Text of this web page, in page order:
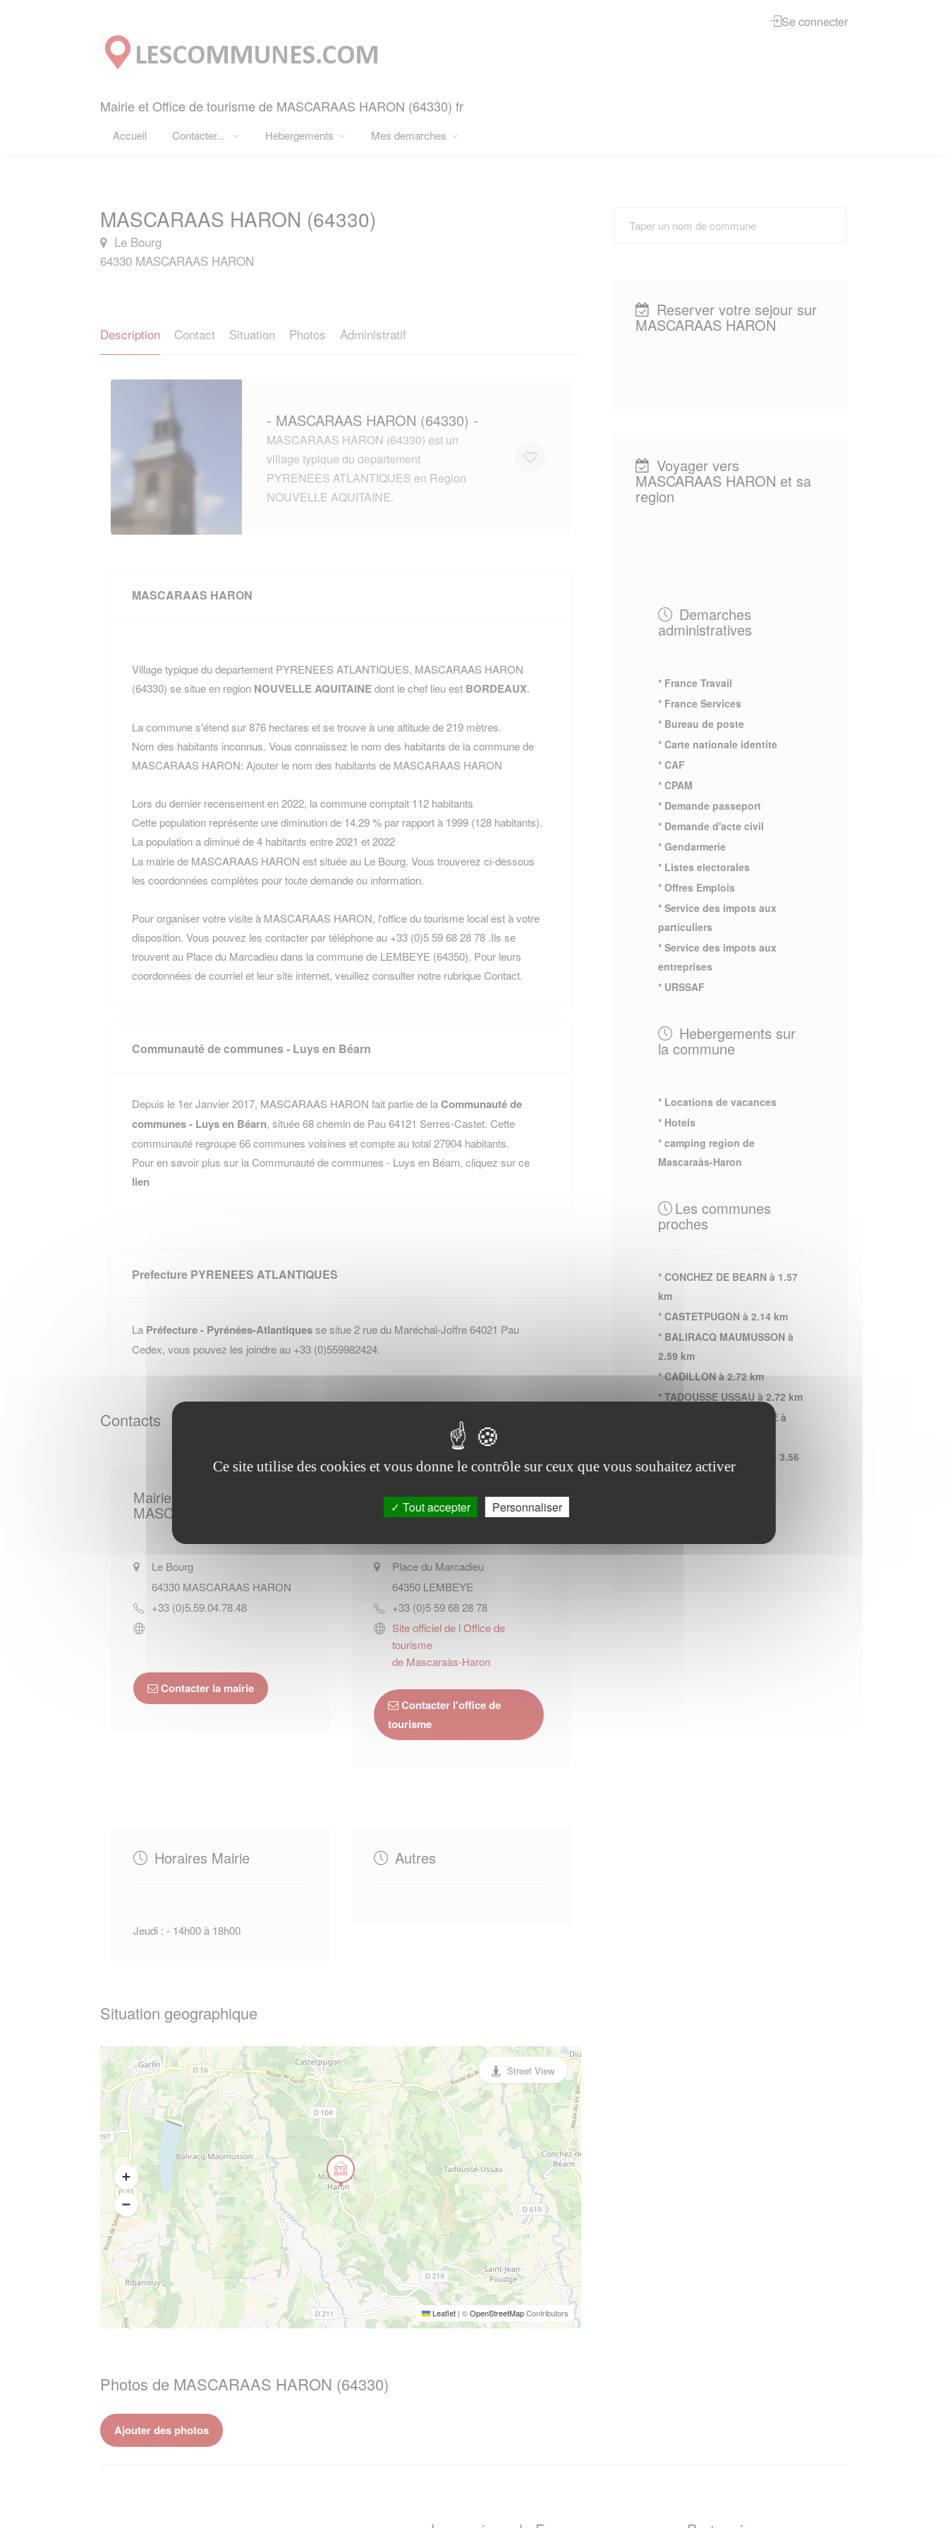
Mairie et Office de tourisme de MASCARAAS HARON (64330) fr
Accueil Contacter... Hebergements Mes demarches
Se connecter
MASCARAAS HARON (64330)
Le Bourg
64330 MASCARAAS HARON
Description Contact Situation Photos Administratif
- MASCARAAS HARON (64330) -
MASCARAAS HARON (64330) est un
village typique du departement
PYRENEES ATLANTIQUES en Region
NOUVELLE AQUITAINE.
MASCARAAS HARON
Village typique du departement PYRENEES ATLANTIQUES, MASCARAAS HARON
(64330) se situe en region NOUVELLE AQUITAINEdont le chef lieu est BORDEAUX.
La commune s'étend sur 876 hectares et se trouve à une altitude de 219 mètres.
Nom des habitants inconnus. Vous connaissez le nom des habitants de la commune de
MASCARAAS HARON: Ajouter le nom des habitants de MASCARAAS HARON
Lors du dernier recensement en 2022, la commune comptait 112 habitants
Cette population représente une diminution de 14,29 % par rapport à 1999 (128 habitants).
La population a diminué de 4 habitants entre 2021 et 2022
La mairie de MASCARAAS HARON est située au Le Bourg. Vous trouverez ci-dessous
les coordonnées complètes pour toute demande ou information.
Pour organiser votre visite à MASCARAAS HARON, l'office du tourisme local est à votre
disposition. Vous pouvez les contacter par téléphone au +33 (0)5 59 68 28 78 .Ils se
trouvent au Place du Marcadieu dans la commune de LEMBEYE (64350). Pour leurs
coordonnées de courriel et leur site internet, veuillez consulter notre rubrique Contact.
Communauté de communes - Luys en Béarn
Depuis le 1er Janvier 2017, MASCARAAS HARON fait partie de laCommunauté de
communes - Luys en Béarn, située 68 chemin de Pau 64121 Serres-Castet. Cette
communauté regroupe 66 communes voisines et compte au total 27904 habitants.
Pour en savoir plus sur la Communauté de communes - Luys en Béarn, cliquez sur ce
lien
Prefecture PYRENEES ATLANTIQUES
La Préfecture - Pyrénées-Atlantiquesse situe 2 rue du Maréchal-Joffre 64021 Pau
Cedex, vous pouvez les joindre au +33 (0)559982424.
Contacts
Mairie de
MASCARAAS HARON
Le Bourg
64330 MASCARAAS HARON
+33 (0)5.59.04.78.48
Contacter la mairie
Office de tourisme de
Mascaraàs-Haron
Place du Marcadieu
64350 LEMBEYE
+33 (0)5 59 68 28 78
Site officiel de l Office de
tourisme
de Mascaraàs-Haron
Contacter l'office de
tourisme
Horaires Mairie
Jeudi : - 14h00 à 18h00
Autres
Situation geographique
Leaflet | ©OpenStreetMapContributors
Street View
Photos de MASCARAAS HARON (64330)
Ajouter des photos
Reserver votre sejour sur
MASCARAAS HARON
Voyager vers
MASCARAAS HARON et sa
region
Demarches
administratives
* France Travail
* France Services
* Bureau de poste
* Carte nationale identite
* CAF
* CPAM
* Demande passeport
* Demande d'acte civil
* Gendarmerie
* Listes electorales
* Offres Emplois
* Service des impots aux
particuliers
* Service des impots aux
entreprises
* URSSAF
Hebergements sur
la commune
* Locations de vacances
* Hotels
* camping region de
Mascaraàs-Haron
Les communes
proches
* CONCHEZ DE BEARN à 1.57
km
* CASTETPUGON à 2.14 km
* BALIRACQ MAUMUSSON à
2.59 km
* CADILLON à 2.72 km
* TADOUSSE USSAU à 2.72 km
* BUROSSE MENDOUSSE à
* SAINT JEAN POUDGE à 3.56
km
Ce site utilise des cookies et vous donne le contrôle sur ceux que vous souhaitez activer
Tout accepter Personnaliser